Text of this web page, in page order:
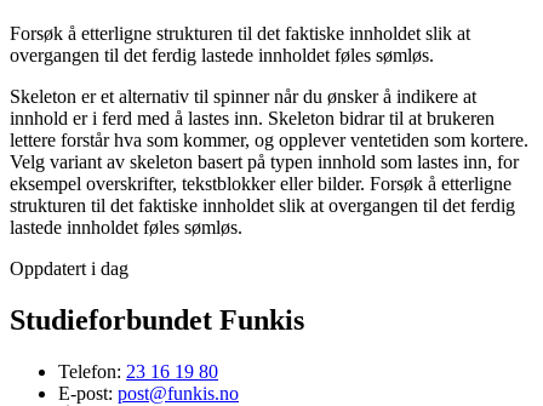
Forsøk å etterligne strukturen til det faktiske innholdet slik at
overgangen til det ferdig lastede innholdet føles sømløs.
Skeleton er et alternativ til spinner når du ønsker å indikere at
innhold er i ferd med å lastes inn. Skeleton bidrar til at brukeren
lettere forstår hva som kommer, og opplever ventetiden som kortere.
Velg variant av skeleton basert på typen innhold som lastes inn, for
eksempel overskrifter, tekstblokker eller bilder. Forsøk å etterligne
strukturen til det faktiske innholdet slik at overgangen til det ferdig
lastede innholdet føles sømløs.
Oppdatert i dag
Studieforbundet Funkis
Telefon: 23 16 19 80
E-post: post@funkis.no